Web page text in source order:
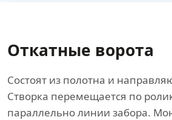
Откатные ворота
Состоят из полотна и
Створка перемещается по
параллельно линии забора.